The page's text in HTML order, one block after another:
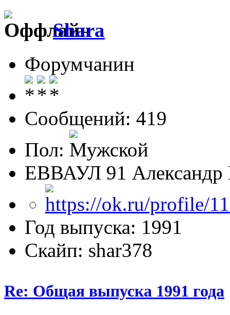
Shara
Форумчанин
Сообщений: 419
Пол:
ЕВВАУЛ 91 Александр
Год выпуска: 1991
Скайп: shar378
Re: Общая выпуска 1991 года